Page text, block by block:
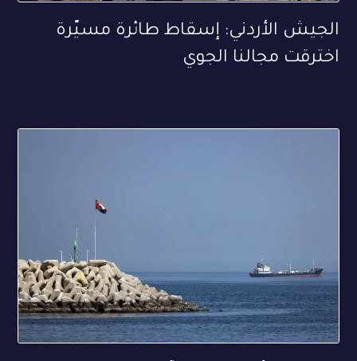
الجيش الأردني: إسقاط طائرة مسيّرة
اخترقت مجالنا الجوي